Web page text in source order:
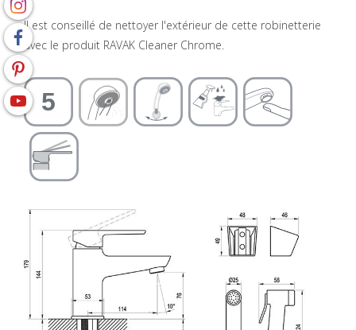
Il est conseillé de nettoyer l'extérieur de cette robinetterie
avec le produit RAVAK Cleaner Chrome.